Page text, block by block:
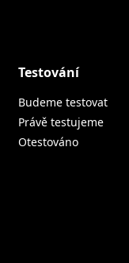
Testování
Budeme testovat
Právě testujeme
Otestováno